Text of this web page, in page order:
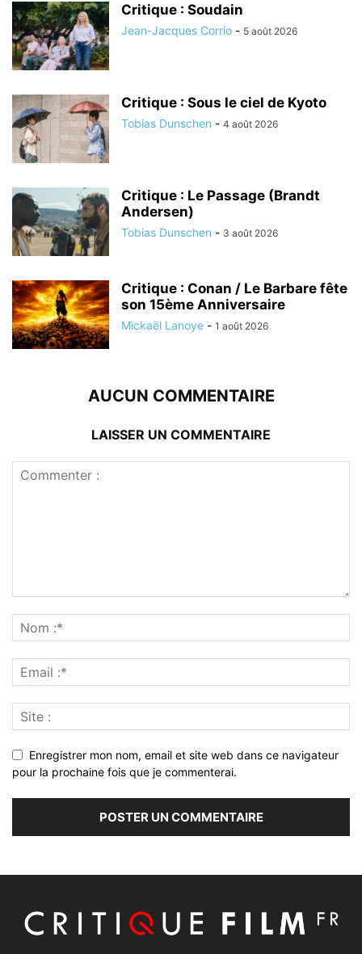
Critique : Soudain
Jean-Jacques Corrio - 5 août 2026
Critique : Sous le ciel de Kyoto
Tobias Dunschen - 4 août 2026
Critique : Le Passage (Brandt
Andersen)
Tobias Dunschen - 3 août 2026
Critique : Conan / Le Barbare fête
son 15ème Anniversaire
Mickaël Lanoye - 1 août 2026
AUCUN COMMENTAIRE
LAISSER UN COMMENTAIRE
Enregistrer mon nom, email et site web dans ce navigateur
pour la prochaine fois que je commenterai.